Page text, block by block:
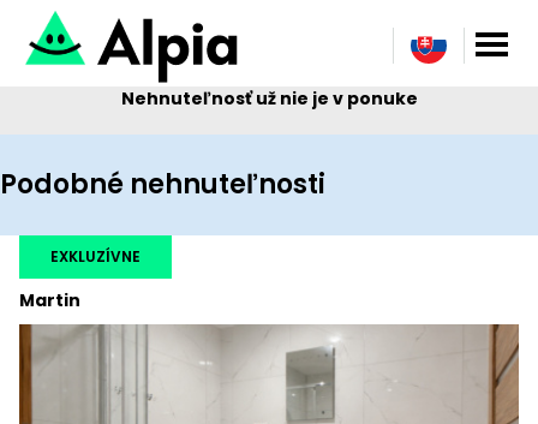
Nehnuteľnosť už nie je v ponuke
Podobné nehnuteľnosti
Martin
EXKLUZÍVNE